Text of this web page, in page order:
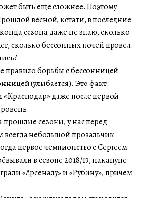
быть еще сложнее. Поэтому
весной, кстати, в последние
сезона даже не знаю, сколько
сколько бессонных ночей провел.
правило борьбы с бессонницей —
(улыбается). Это факт.
«Краснодар» даже после первой
прошлые сезоны, у нас перед
небольшой провальчик
первое чемпионство с Сергеем
в сезоне 2018/19, накануне
«Арсеналу» и «Рубину», причем